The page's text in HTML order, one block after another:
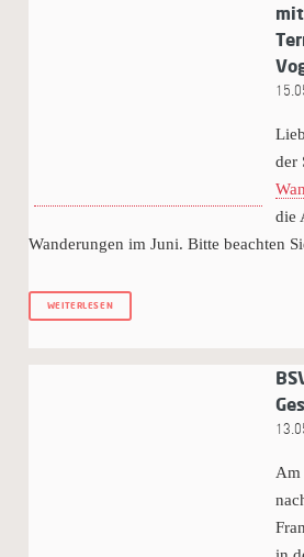
der
die
Wanderungen im Juni. Bitte beachten
WEITERLESEN
Am